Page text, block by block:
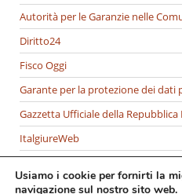
Autorità per le Garanzie nelle
Diritto24
Fisco Oggi
Garante per la protezione dei dati
Gazzetta Ufficiale della Repubblica
ItalgiureWeb
Ministero della Giustizia
Usiamo i cookie per fornirti la
navigazione sul nostro sito web.